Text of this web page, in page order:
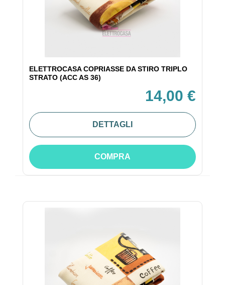
ELETTROCASA COPRIASSE DA STIRO TRIPLO
STRATO (ACC AS 36)
14,00 €
DETTAGLI
COMPRA